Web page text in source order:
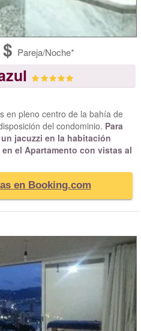
Pareja/Noche*
en pleno centro de la bahía de
del condominio. Para
jacuzzi en la habitación
el Apartamento con vistas al
en Booking.com